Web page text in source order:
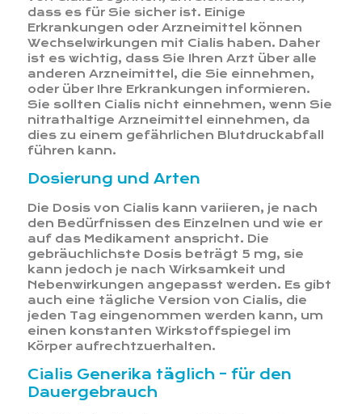
dass es für Sie sicher ist. Einige
Erkrankungen oder Arzneimittel können
Wechselwirkungen mit Cialis haben. Daher
ist es wichtig, dass Sie Ihren Arzt über alle
anderen Arzneimittel, die Sie einnehmen,
oder über Ihre Erkrankungen informieren.
Sie sollten Cialis nicht einnehmen, wenn Sie
nitrathaltige Arzneimittel einnehmen, da
dies zu einem gefährlichen Blutdruckabfall
führen kann.
Dosierung und Arten
Die Dosis von Cialis kann variieren, je nach
den Bedürfnissen des Einzelnen und wie er
auf das Medikament anspricht. Die
gebräuchlichste Dosis beträgt 5 mg, sie
kann jedoch je nach Wirksamkeit und
Nebenwirkungen angepasst werden. Es gibt
auch eine tägliche Version von Cialis, die
jeden Tag eingenommen werden kann, um
einen konstanten Wirkstoffspiegel im
Körper aufrechtzuerhalten.
Cialis Generika täglich – für den
Dauergebrauch